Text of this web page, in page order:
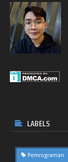
LABELS
Pemrograman